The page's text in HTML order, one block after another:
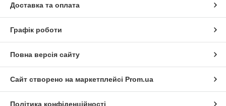
Доставка та оплата
Графік роботи
Повна версія сайту
Сайт створено на маркетплейсі Prom.ua
Політика конфіденційності